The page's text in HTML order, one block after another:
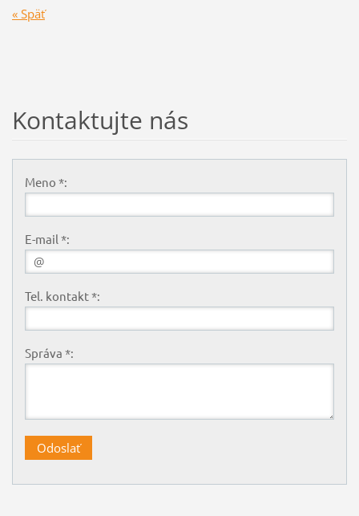
« Späť
Kontaktujte nás
Meno *:
E-mail *:
Tel. kontakt *:
Správa *: